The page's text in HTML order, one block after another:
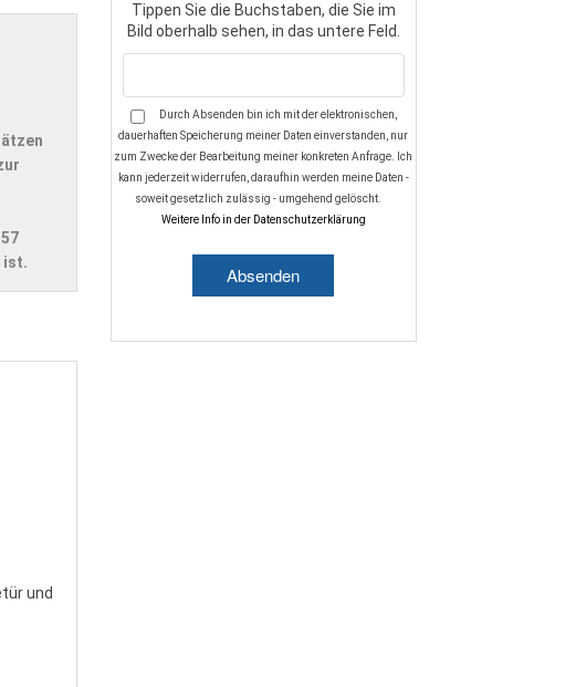
ist.
und
Tippen Sie die Buchstaben, die Sie im
Bild oberhalb sehen, in das untere Feld.
Durch Absenden bin ich mit der elektronischen,
dauerhaften Speicherung meiner Daten einverstanden, nur
zum Zwecke der Bearbeitung meiner konkreten Anfrage. Ich
kann jederzeit widerrufen, daraufhin werden meine Daten -
soweit gesetzlich zulässig - umgehend gelöscht.
Weitere Info in der Datenschutzerklärung